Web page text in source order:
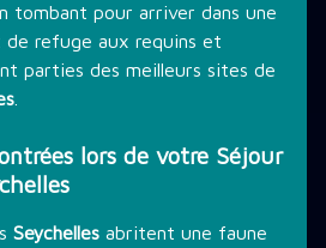
tombant pour arriver dans une
de refuge aux requins et
parties des meilleurs sites de
lors de votre Séjour
Seychelles abritent une faune